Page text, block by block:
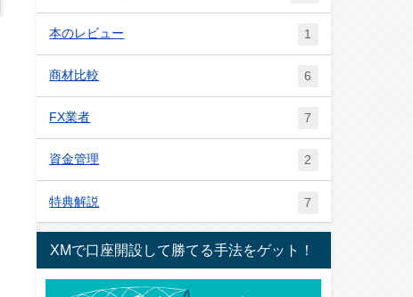
本のレビュー 1
商材比較 6
FX業者 7
資金管理 2
特典解説 7
XMで口座開設して勝てる手法をゲット！